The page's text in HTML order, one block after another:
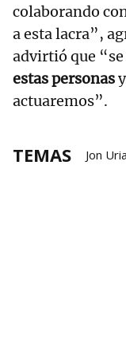
colaborando
a esta lacra”,
advirtió que
estas personas
actuaremos”.
TEMAS Jon